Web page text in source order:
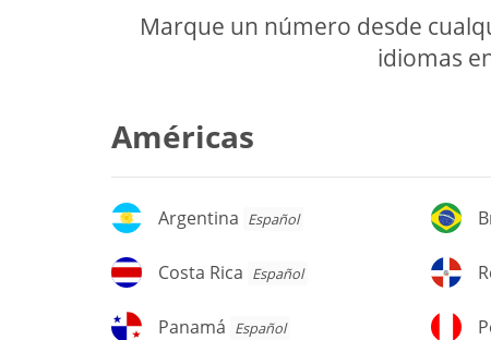
Marque un número desde
idiomas
Américas
Argentina
Argentina Español
Costa
Costa Rica Español
Panamá
Panamá Español